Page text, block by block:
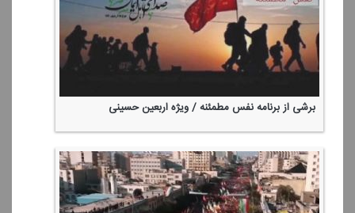
برشی از برنامه نفس مطمئنه / ویژه اربعین حسینی